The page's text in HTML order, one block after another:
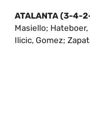
ATALANTA (3-4-
Masiello;
Ilicic, Gomez;